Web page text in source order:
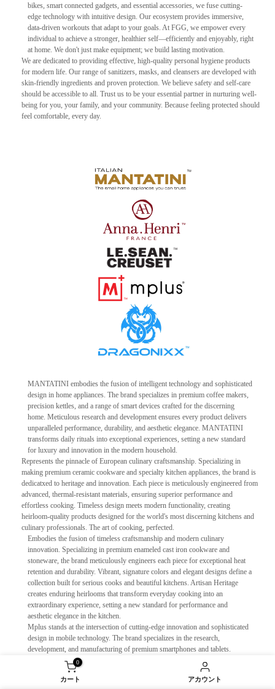
bikes, smart connected gadgets, and essential accessories, we fuse cutting-
edge technology with intuitive design. Our ecosystem provides immersive,
data-driven workouts that adapt to your goals. At FGG, we empower every
individual to achieve a stronger, healthier self—efficiently and enjoyably, right
at home. We don't just make equipment; we build lasting motivation.
We are dedicated to providing effective, high-quality personal hygiene products
for modern life. Our range of sanitizers, masks, and cleansers are developed with
skin-friendly ingredients and proven protection. We believe safety and self-care
should be accessible to all. Trust us to be your essential partner in nurturing well-
being for you, your family, and your community. Because feeling protected should
feel comfortable, every day.
MANTATINI embodies the fusion of intelligent technology and sophisticated
design in home appliances. The brand specializes in premium coffee makers,
precision kettles, and a range of smart devices crafted for the discerning
home. Meticulous research and development ensures every product delivers
unparalleled performance, durability, and aesthetic elegance. MANTATINI
transforms daily rituals into exceptional experiences, setting a new standard
for luxury and innovation in the modern household.
Represents the pinnacle of European culinary craftsmanship. Specializing in
making premium ceramic cookware and specialty kitchen appliances, the brand is
dedicatxed to heritage and innovation. Each piece is meticulously engineered from
advanced, thermal-resistant materials, ensuring superior performance and
effortless cooking. Timeless design meets modern functionality, creating
heirloom-quality products designed for the world's most discerning kitchens and
culinary professionals. The art of cooking, perfected.
Embodies the fusion of timeless craftsmanship and modern culinary
innovation. Specializing in premium enameled cast iron cookware and
stoneware, the brand meticulously engineers each piece for exceptional heat
retention and durability. Vibrant, signature colors and elegant designs define a
collection built for serious cooks and beautiful kitchens. Artisan Heritage
creates enduring heirlooms that transform everyday cooking into an
extraordinary experience, setting a new standard for performance and
aesthetic elegance in the kitchen.
Mplus stands at the intersection of cutting-edge innovation and sophisticated
design in mobile technology. The brand specializes in the research,
development, and manufacturing of premium smartphones and tablets.
Meticulous engineering ensures exceptional performance, stunning displays,
and seamless user experiences. With a focus on premium materials and
minimalist aesthetics, each device is crafted for those who demand power,
0
カート アカウント